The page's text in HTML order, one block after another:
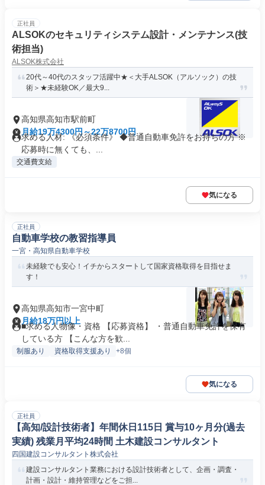
正社員
ALSOKのセキュリティシステム設計・メンテナンス(技
術担当)
ALSOK株式会社
20代～40代のスタッフ活躍中★＜大手ALSOK（アルソック）の技
術＞★未経験OK／最大9...
高知県高知市駅前町
月給19万4300円～22万8700円
求める人材: 《必須条件》 ◆普通自動車免許をお持ちの方 ※
応募時に無くても、...
交通費支給
気になる
正社員
自動車学校の教習指導員
一宮・高知県自動車学校
未経験でも安心！イチからスタートして国家資格取得を目指せま
す！
高知県高知市一宮中町
月給18万円以上
■求める人物像・資格 【応募資格】 ・普通自動車免許を保有
している方 【こんな方を歓...
制服あり 資格取得支援あり +8個
気になる
正社員
【高知/設計技術者】年間休日115日 賞与10ヶ月分(過去
実績) 残業月平均24時間 土木建設コンサルタント
四国建設コンサルタント株式会社
建設コンサルタント業務における設計技術者として、企画・調査・
計画・設計・維持管理などをご担...